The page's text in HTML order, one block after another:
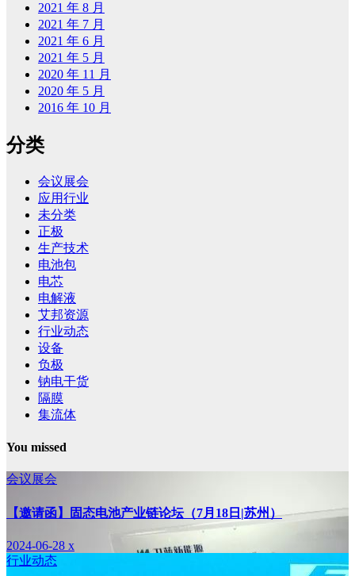
2021 年 8 月
2021 年 7 月
2021 年 6 月
2021 年 5 月
2020 年 11 月
2020 年 5 月
2016 年 10 月
分类
会议展会
应用行业
未分类
正极
生产技术
电池包
电芯
电解液
艾邦资源
行业动态
设备
负极
钠电干货
隔膜
集流体
You missed
会议展会
【邀请函】固态电池产业链论坛（7月18日|苏州）
2024-06-28 x
行业动态